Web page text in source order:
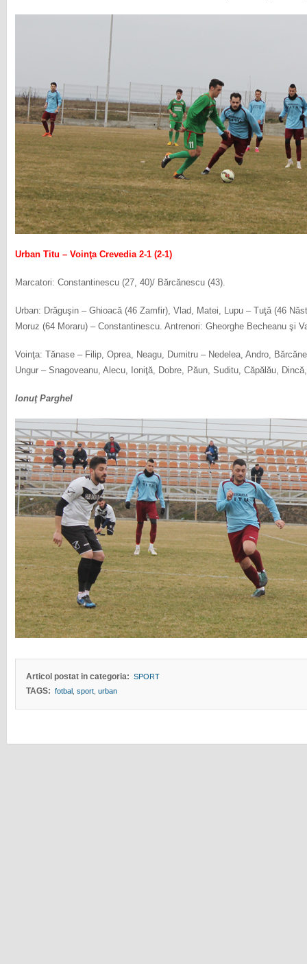
Urban Titu – Voinţa Crevedia 2-1 (2-1)
Marcatori: Constantinescu (27, 40)/ Bărcănescu (43).
Urban: Drăguşin – Ghioacă (46 Zamfir), Vlad, Matei, Lupu – Tuţă (46
Moruz (64 Moraru) – Constantinescu. Antrenori: Gheorghe Becheanu şi
Voinţa: Tănase – Filip, Oprea, Neagu, Dumitru – Nedelea, Andro,
Ungur – Snagoveanu, Alecu, Ioniţă, Dobre, Păun, Suditu, Căpălău,
Ionuţ Parghel
Articol postat in categoria: SPORT
TAGS: fotbal, sport, urban